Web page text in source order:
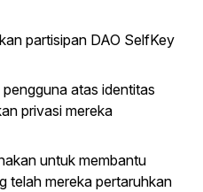
partisipan DAO SelfKey
atas identitas
privasi mereka
untuk membantu
telah mereka pertaruhkan